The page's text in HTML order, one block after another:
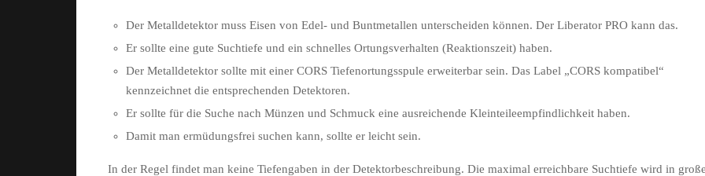
Der Metalldetektor muss Eisen von Edel- und Buntmetallen unterscheiden können. Der Liberator PRO kann das.
Er sollte eine gute Suchtiefe und ein schnelles Ortungsverhalten (Reaktionszeit) haben.
Der Metalldetektor sollte mit einer CORS Tiefenortungsspule erweiterbar sein. Das Label „CORS kompatibel“
kennzeichnet die entsprechenden Detektoren.
Er sollte für die Suche nach Münzen und Schmuck eine ausreichende Kleinteileempfindlichkeit haben.
Damit man ermüdungsfrei suchen kann, sollte er leicht sein.
In der Regel findet man keine Tiefengaben in der Detektorbeschreibung. Die maximal erreichbare Suchtiefe wird in